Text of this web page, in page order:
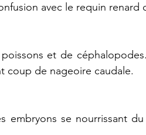
avec le requin renard
et de
coup de nageoire caudale.
embryons se nourrissant